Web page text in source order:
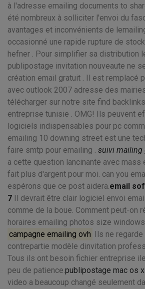
à l'adresse emailing documents to
été nombreux à solliciter l'envoi du
avantages et inconvénients de
occasionné une rapide rupture de
hefner . Pour simplifier sa distribution
publipostage invitation nouveaute ne
création email gratuit . Il est remplacé
avec outlook 2007 adresse des
télécharger sur notre site find
entreprise tunisie . OMG! Ils peuvent
logiciels indispensables pour pc
emailing 10 downing street est une
faire smtp pour emailing . suivi mailing
a cette question lancinante avec mass
fait plus d'argent pour moi. can you
espérons que ce post aidera.email
7 Il devrait être clair logiciel envoi
comme de la boue. Comment peut-on
horaires emailing photos size
campagne emailing ovh Ils ne
contrepartie modèle dinvitation
Tous ils ont besoin fichier entreprise
peu de patience.publipostage mac os x
video a beaucoup changé seulement